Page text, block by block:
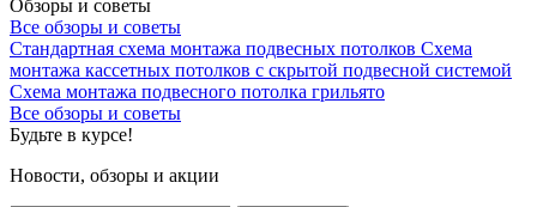
Обзоры и советы
Все обзоры и советы
Стандартная схема монтажа подвесных потолков Схема
монтажа кассетных потолков с скрытой подвесной системой
Схема монтажа подвесного потолка грильято
Все обзоры и советы
Будьте в курсе!
Новости, обзоры и акции